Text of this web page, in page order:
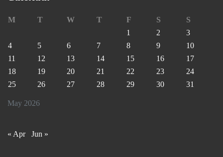
May 2026
M T W T F S
S
1
2
3
4
5 6 7 8 9
10
11
12 13 14 15 16
17
18
19 20 21 22 23
24
25
26 27 28 29 30 31
« Apr Jun »